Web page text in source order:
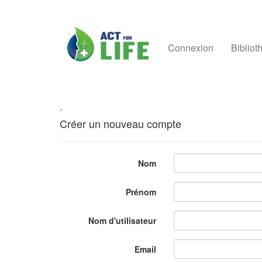
Connexion
.
Créer un nouveau compte
Nom
Prénom
Nom d'utilisateur
Email